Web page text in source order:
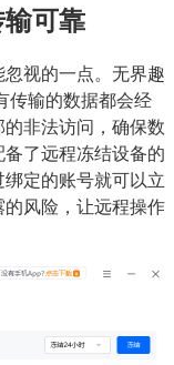
可靠
视的一点。无界趣
传输的数据都会经
非法访问，确保数
了远程冻结设备的
定的账号就可以立
风险，让远程操作